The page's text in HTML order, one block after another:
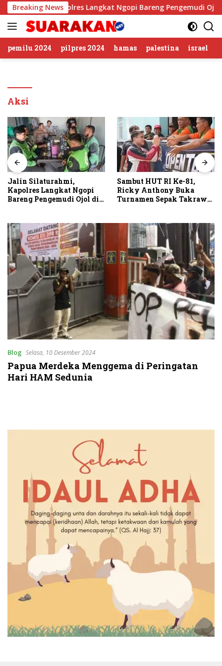
Langsung
ke
konten
Breaking NewsKapolres Langkat Ngopi Bareng Pengemudi Ojol
pemilu 2024 pilpres 2024 hamas palestina israel
Aksi
Jalin Silaturahmi,
Kapolres Langkat Ngopi
Bareng Pengemudi Ojol di
Sambut HUT RI Ke-81,
Ricky Anthony Buka
Turnamen Sepak Takraw
Blog Selasa, 10 Desember 2024
Papua Merdeka Menggema di Peringatan
Hari HAM Sedunia